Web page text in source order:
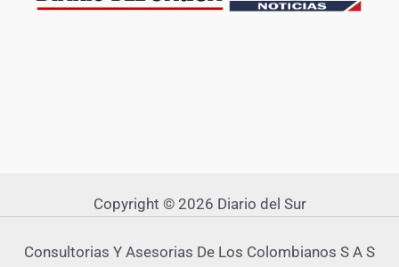
Copyright © 2026 Diario del Sur
Consultorias Y Asesorias De Los Colombianos S A S